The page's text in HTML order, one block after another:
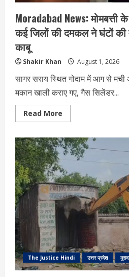
Moradabad News: मोमबत्ती
कई जिलों की दमकल ने घंटों की
काबू
Shakir Khan August 1, 2026
सागर सराय स्थित गोदाम में आग से
मकान खाली कराए गए, गैस सिलेंडर...
Read More
more
News:
मोमबत्ती
के
में
भीषण
आग,
कई
जिलों
की
दमकल
के
बाद
पाया
काबू
The Justice Hindi उत्तर प्रदेश